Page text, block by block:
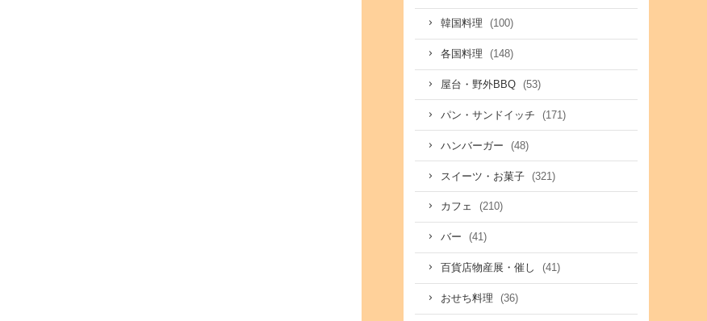
韓国料理 (100)
各国料理 (148)
屋台・野外BBQ (53)
パン・サンドイッチ (171)
ハンバーガー (48)
スイーツ・お菓子 (321)
カフェ (210)
バー (41)
百貨店物産展・催し (41)
おせち料理 (36)